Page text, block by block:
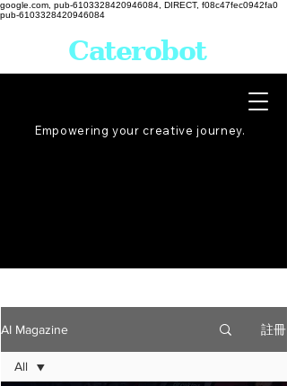
google.com, pub-6103328420946084, DIRECT, f08c47fec0942fa0
pub-6103328420946084
Empowering your creative journey.
Caterobot
AI Magazine 註冊
All